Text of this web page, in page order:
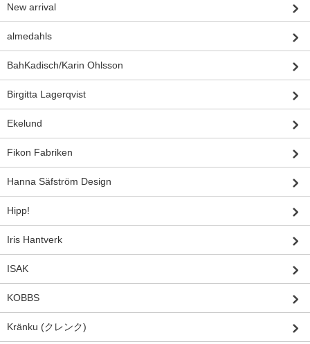
New arrival
almedahls
BahKadisch/Karin Ohlsson
Birgitta Lagerqvist
Ekelund
Fikon Fabriken
Hanna Säfström Design
Hipp!
Iris Hantverk
ISAK
KOBBS
Kränku (クレンク)